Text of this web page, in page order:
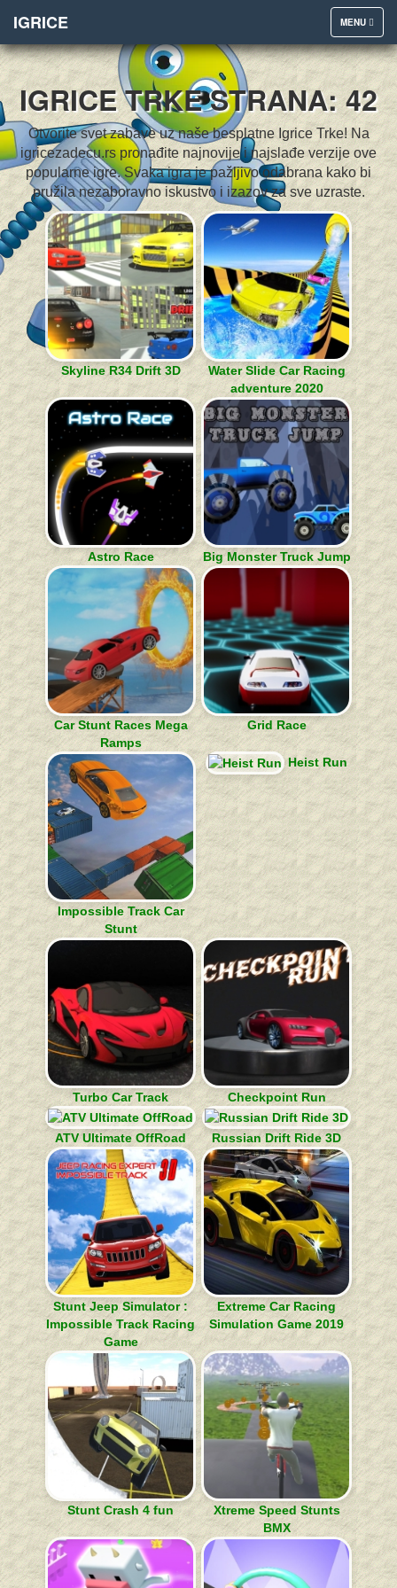
TOGGLE
NAVIGATION
MENU
IGRICE
IGRICE TRKE STRANA: 42
Otvorite svet zabave uz naše besplatne Igrice Trke! Na
igricezadecu.rs pronađite najnovije i najslađe verzije ove
popularne igre. Svaka igra je pažljivo odabrana kako bi
pružila nezaboravno iskustvo i izazov za sve uzraste.
Skyline R34 Drift 3D
Water Slide Car Racing
adventure 2020
Astro Race Big Monster Truck Jump
Car Stunt Races Mega
Ramps
Grid Race
Impossible Track Car
Stunt
Heist Run
Turbo Car Track Checkpoint Run
ATV Ultimate OffRoad Russian Drift Ride 3D
Stunt Jeep Simulator :
Impossible Track Racing
Game
Extreme Car Racing
Simulation Game 2019
Stunt Crash 4 fun
Xtreme Speed Stunts
BMX